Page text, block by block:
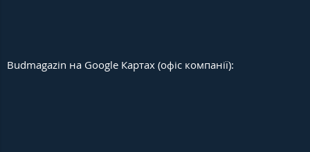
Budmagazin на Google Картах (офіс компанії):